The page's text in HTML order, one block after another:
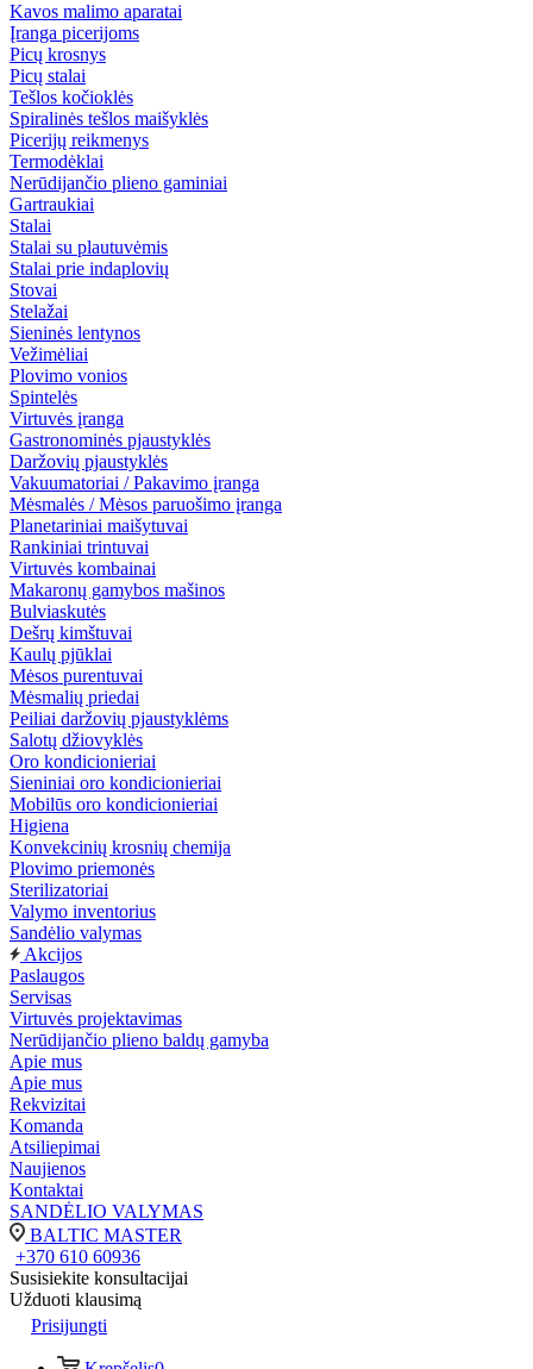
Kavos malimo aparatai
Įranga picerijoms
Picų krosnys
Picų stalai
Tešlos kočioklės
Spiralinės tešlos maišyklės
Picerijų reikmenys
Termodėklai
Nerūdijančio plieno gaminiai
Gartraukiai
Stalai
Stalai su plautuvėmis
Stalai prie indaplovių
Stovai
Stelažai
Sieninės lentynos
Vežimėliai
Plovimo vonios
Spintelės
Virtuvės įranga
Gastronominės pjaustyklės
Daržovių pjaustyklės
Vakuumatoriai / Pakavimo įranga
Mėsmalės / Mėsos paruošimo įranga
Planetariniai maišytuvai
Rankiniai trintuvai
Virtuvės kombainai
Makaronų gamybos mašinos
Bulviaskutės
Dešrų kimštuvai
Kaulų pjūklai
Mėsos purentuvai
Mėsmalių priedai
Peiliai daržovių pjaustyklėms
Salotų džiovyklės
Oro kondicionieriai
Sieniniai oro kondicionieriai
Mobilūs oro kondicionieriai
Higiena
Konvekcinių krosnių chemija
Plovimo priemonės
Sterilizatoriai
Valymo inventorius
Sandėlio valymas
Akcijos
Paslaugos
Servisas
Virtuvės projektavimas
Nerūdijančio plieno baldų gamyba
Apie mus
Apie mus
Rekvizitai
Komanda
Atsiliepimai
Naujienos
Kontaktai
SANDĖLIO VALYMAS
BALTIC MASTER
+370 610 60936
Susisiekite konsultacijai
Užduoti klausimą
Prisijungti